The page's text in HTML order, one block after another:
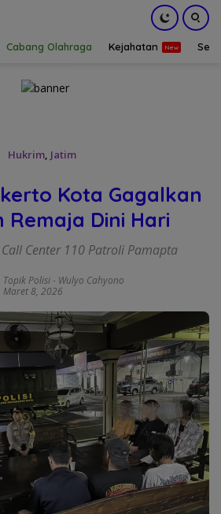
Cabang Olahraga Kejahatan
Hukrim, Jatim
Kota Gagalkan
Remaja Dini Hari
Center 110 Patroli Pamapta
Topik Polisi- Wulyo Cahyono
Maret 8, 2026